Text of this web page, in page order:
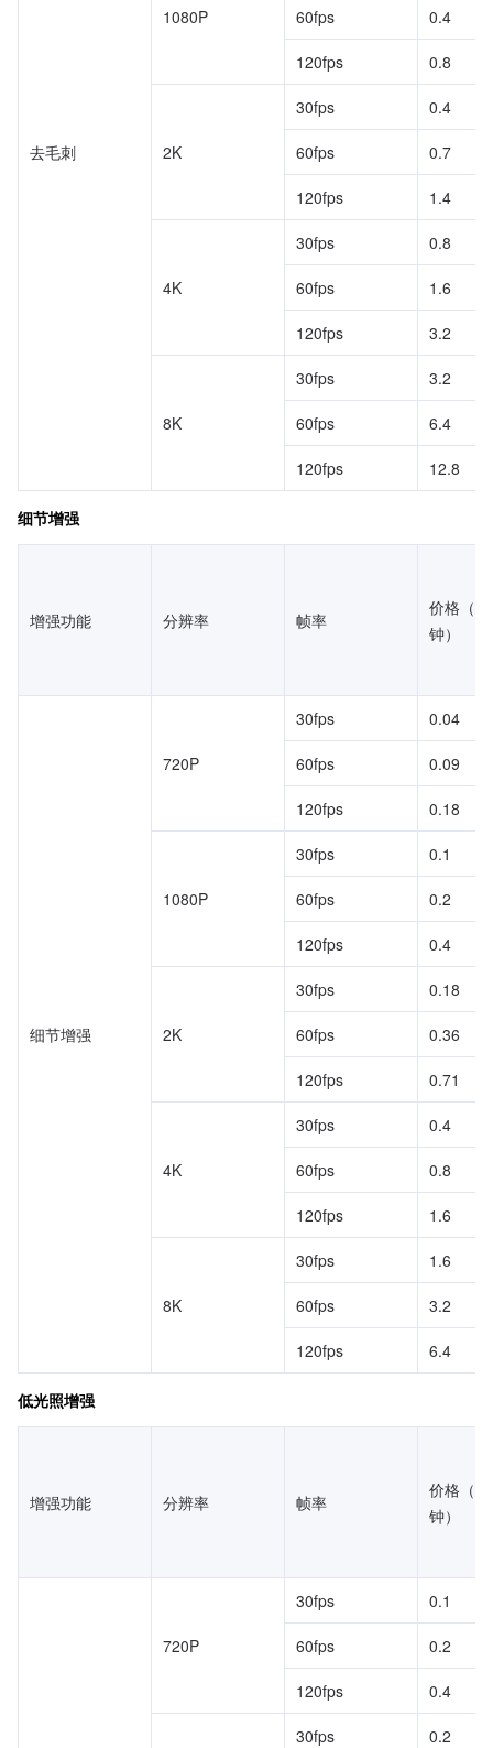
去毛刺
1080P 60fps 0.4
120fps 0.8
2K
30fps 0.4
60fps 0.7
120fps 1.4
4K
30fps 0.8
60fps 1.6
120fps 3.2
8K
30fps 3.2
60fps 6.4
120fps 12.8
细节增强
增强功能 分辨率 帧率
价格（
钟）
细节增强
720P
30fps 0.04
60fps 0.09
120fps 0.18
1080P
30fps 0.1
60fps 0.2
120fps 0.4
2K
30fps 0.18
60fps 0.36
120fps 0.71
4K
30fps 0.4
60fps 0.8
120fps 1.6
8K
30fps 1.6
60fps 3.2
120fps 6.4
低光照增强
增强功能 分辨率 帧率
价格（
钟）
720P
30fps 0.1
60fps 0.2
120fps 0.4
30fps 0.2